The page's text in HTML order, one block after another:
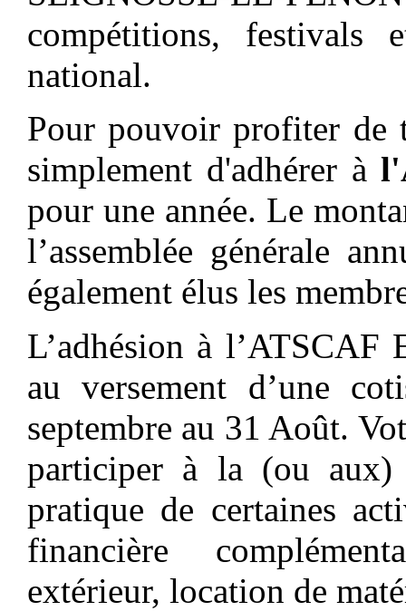
compétitions, festivals
national.
Pour pouvoir profiter de
simplement d'adhérer à
pour une année. Le
l’assemblée générale
également élus les
L’adhésion à
au versement d’une
septembre au 31 Août.
participer à la (ou
pratique de certaines
financière
extérieur, location de